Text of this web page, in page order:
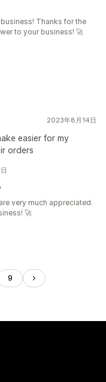
Thanks for the
to your business! 🚀
2023年8月14日
easier for my
orders
very much appreciated.
🚀
9